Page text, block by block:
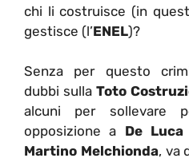
chi li costruisce (in
gestisce (l’ENEL)?
Senza per questo
dubbi sulla Toto
alcuni per sollevare
opposizione a De Luca
Martino Melchionda, va